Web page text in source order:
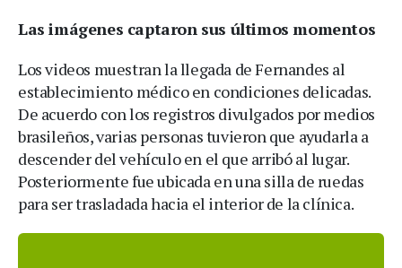
Las imágenes captaron sus últimos momentos
Los videos muestran la llegada de Fernandes al
establecimiento médico en condiciones delicadas.
De acuerdo con los registros divulgados por medios
brasileños, varias personas tuvieron que ayudarla a
descender del vehículo en el que arribó al lugar.
Posteriormente fue ubicada en una silla de ruedas
para ser trasladada hacia el interior de la clínica.